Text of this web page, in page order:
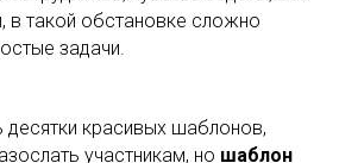
в такой обстановке сложно
задачи.
красивых шаблонов,
участникам, но шаблон